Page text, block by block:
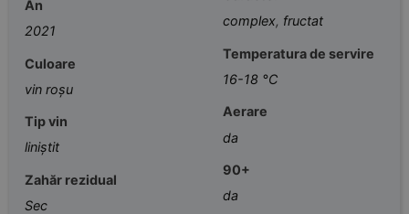
An
2021
Culoare
vin roșu
Tip vin
liniștit
Zahăr rezidual
Sec
complex, fructat
Temperatura de servire
16-18 °C
Aerare
da
90+
da